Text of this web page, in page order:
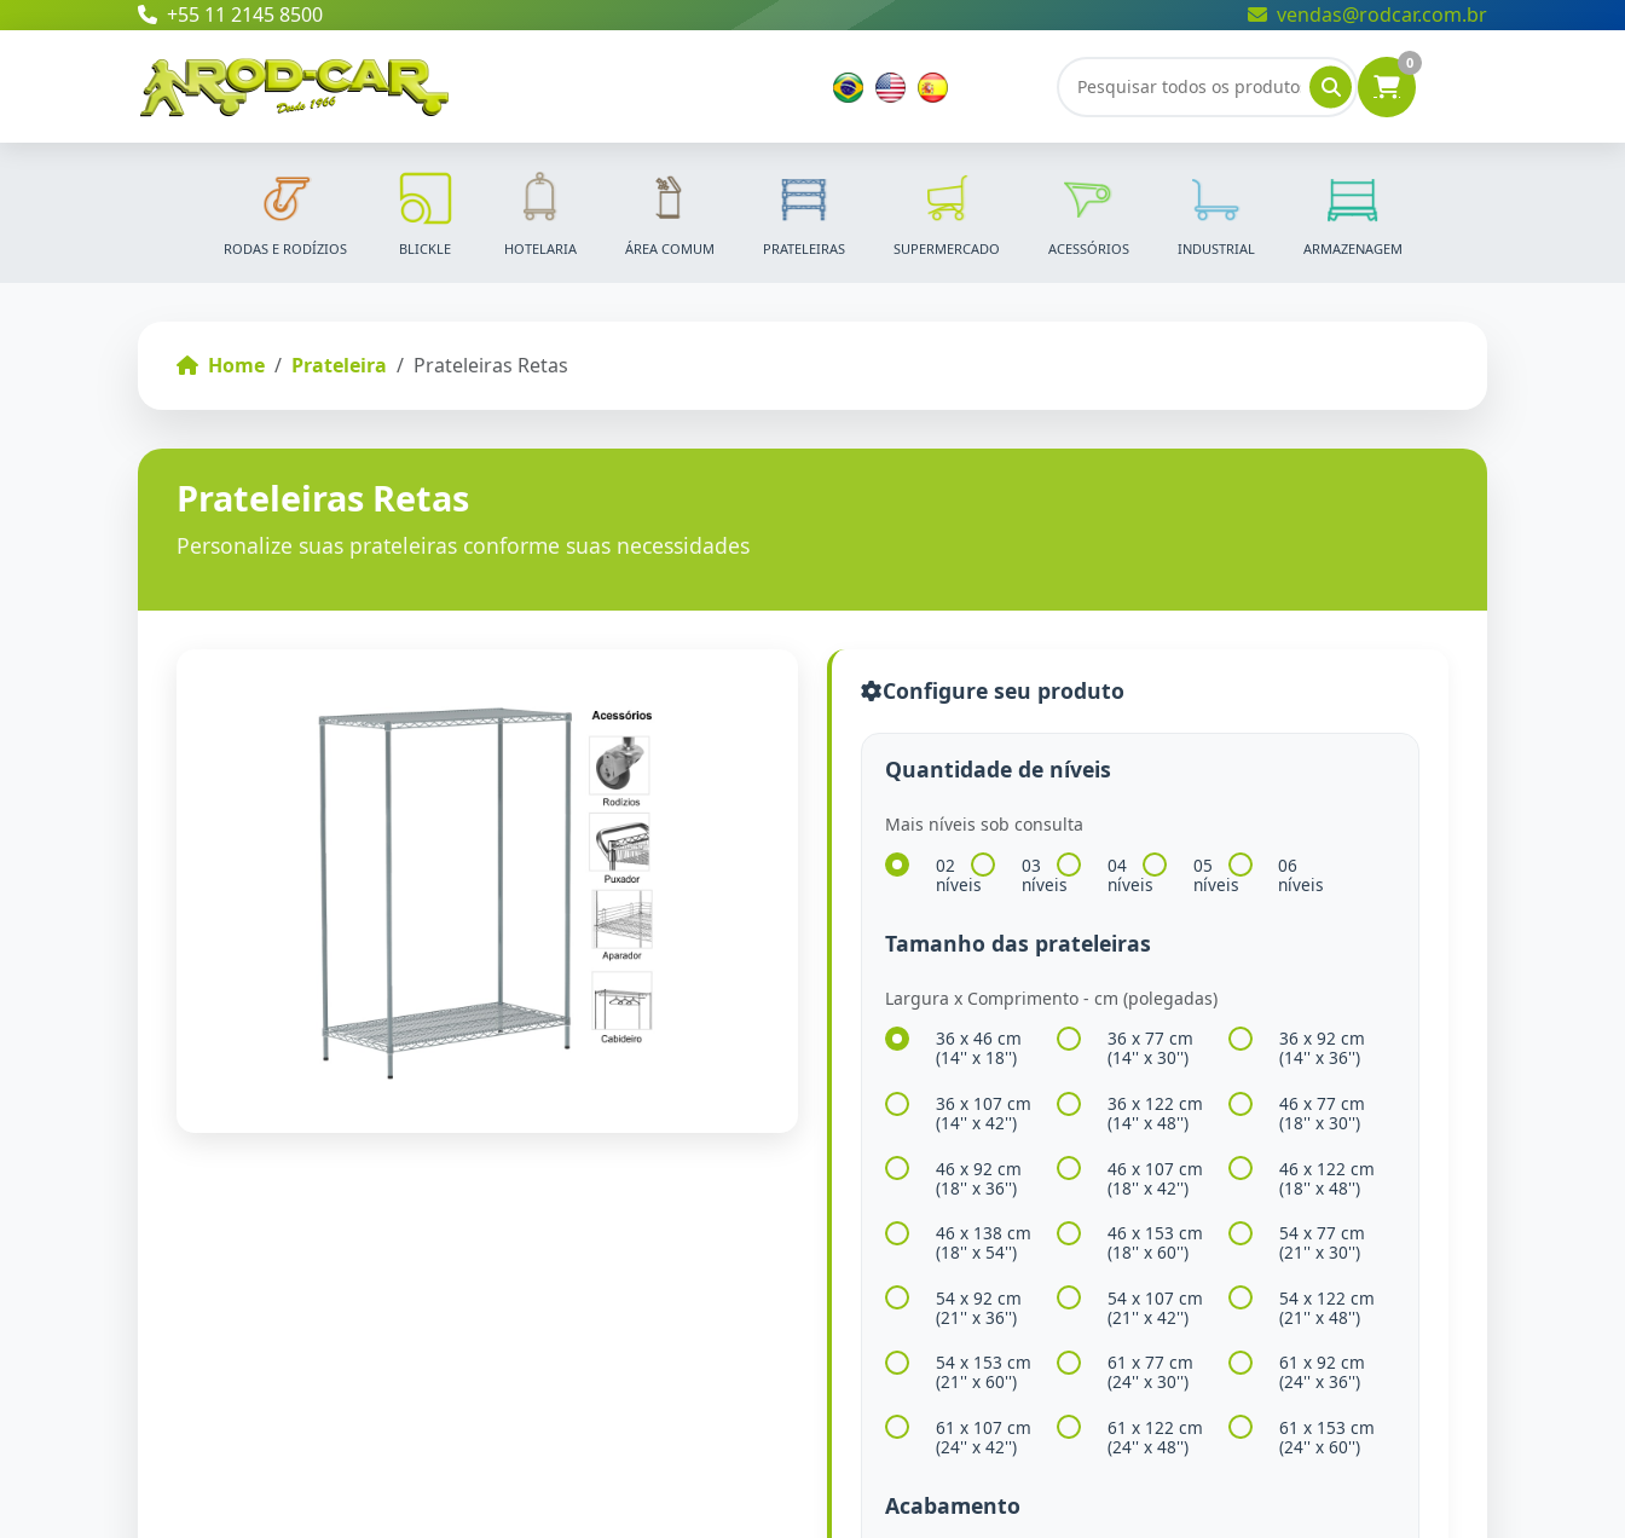
+55 11 2145 8500 vendas@rodcar.com.br
0
RODAS E RODÍZIOS BLICKLE HOTELARIA ÁREA COMUM PRATELEIRAS SUPERMERCADO ACESSÓRIOS INDUSTRIAL ARMAZENAGEM
Home Prateleira Prateleiras Retas
Prateleiras Retas
Personalize suas prateleiras conforme suas necessidades
Configure seu produto
Quantidade de níveis
Mais níveis sob consulta
02
níveis
03
níveis
04
níveis
05
níveis
06
níveis
Tamanho das prateleiras
Largura x Comprimento - cm (polegadas)
36 x 46 cm
(14'' x 18'')
36 x 77 cm
(14'' x 30'')
36 x 92 cm
(14'' x 36'')
36 x 107 cm
(14'' x 42'')
36 x 122 cm
(14'' x 48'')
46 x 77 cm
(18'' x 30'')
46 x 92 cm
(18'' x 36'')
46 x 107 cm
(18'' x 42'')
46 x 122 cm
(18'' x 48'')
46 x 138 cm
(18'' x 54'')
46 x 153 cm
(18'' x 60'')
54 x 77 cm
(21'' x 30'')
54 x 92 cm
(21'' x 36'')
54 x 107 cm
(21'' x 42'')
54 x 122 cm
(21'' x 48'')
54 x 153 cm
(21'' x 60'')
61 x 77 cm
(24'' x 30'')
61 x 92 cm
(24'' x 36'')
61 x 107 cm
(24'' x 42'')
61 x 122 cm
(24'' x 48'')
61 x 153 cm
(24'' x 60'')
Acabamento